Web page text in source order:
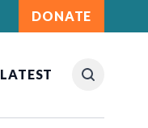
DONATE
LATEST